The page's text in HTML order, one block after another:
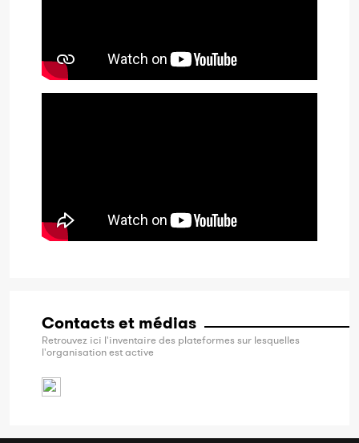
Contacts et médias
Retrouvez ici l'inventaire des plateformes sur lesquelles
l'organisation est active